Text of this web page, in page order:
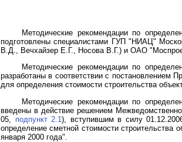
Методические рекомендации по
подготовлены специалистами ГУП "НИАЦ"
В.Д., Вечхайзер Е.Г., Носова В.Г.) и ОАО
Методические рекомендации по
разработаны в соответствии с постановлением
для определения стоимости строительства
Методические рекомендации по
введены в действие решением
05, подпункт 2.1), вступившим в силу
определение сметной стоимости строительства
января 2000 года".